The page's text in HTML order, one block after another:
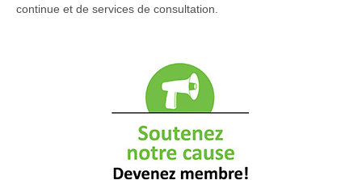
continue et de services de consultation.